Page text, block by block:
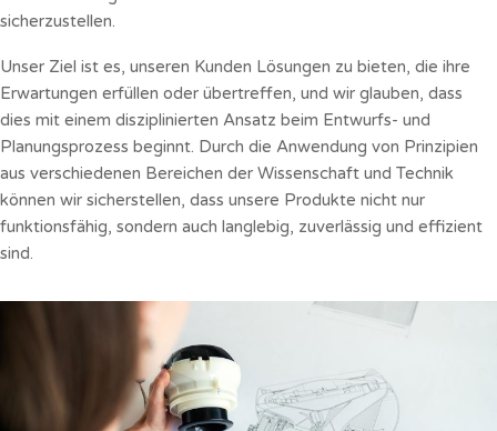
sicherzustellen.
Unser Ziel ist es, unseren Kunden Lösungen zu bieten, die ihre
Erwartungen erfüllen oder übertreffen, und wir glauben, dass
dies mit einem disziplinierten Ansatz beim Entwurfs- und
Planungsprozess beginnt. Durch die Anwendung von Prinzipien
aus verschiedenen Bereichen der Wissenschaft und Technik
können wir sicherstellen, dass unsere Produkte nicht nur
funktionsfähig, sondern auch langlebig, zuverlässig und effizient
sind.